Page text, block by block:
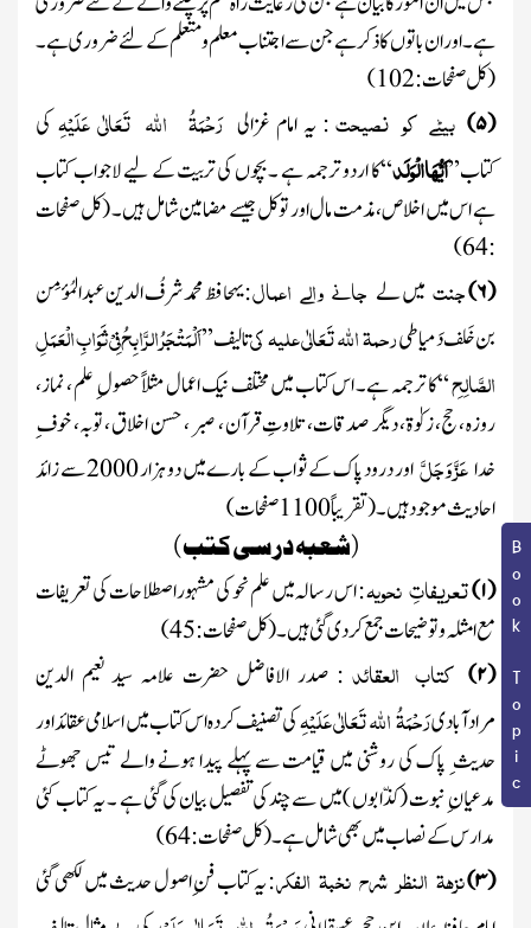
Book Topic
ہے ۔اور ان باتوں کاذکر ہے جن سے اجتناب معلم ومتعلم کے لئے ضروری ہے ۔
(کل صفحات :102
)
(۵)بیٹے کو نصیحت: یہ امام غزالی رَحْمَۃُ اللہ تَعَالٰی عَلَیْہِکی
کتاب’’اَیُّھَاالْوَلَد‘‘کا اردو ترجمہ ہے ۔ بچوں کی تربیت کے لیے لاجواب کتاب
ہے اس میں اخلاص، مذمت مال اور توکل جیسے مضامین شامل ہیں ۔(کل صفحات
:
64
)
(۶)جنت میں لے جانےوالے اعمال:یہحافظ محمد شرفُ الدین عبدالمُؤمِن
بن خَلف دَمیاطیرحمۃ اللہ تَعَالٰی علیہکیتالیف’’اَلْمَتْجَرُ الرَّابِحُ فِیْ ثَوَابِ الْعَمَلِ
الصَّالِحِ‘‘کا ترجمہ ہے۔ اس کتابمیں مختلف نیک اعمال مثلاً حصول ِ علم ، نماز،
روزہ ، حج، زکوٰۃ، دیگر صدقات، تلاوتِ قرآن ، صبر ، حسن اخلاق ، توبہ، خوف ِ
خداعَزَّ وَجَلَّاور درود پاک کے ثواب کے بارے میں دوہزار 2000 سے
زائد
احادیث موجود ہیں ۔(تقریباً1100صفحات)
(شعبہ درسی کتب )
(۱)تعریفاتِنحویہ:اس رسالہ میں علم نحو کی مشہور اصطلاحات کی تعریفات
مع امثلہ و توضیحات جمع کردی گئی ہیں ۔(کل صفحات :45
)
(۲) کتاب العقائد: صدر الافاضل حضرت علامہ سید نعیم الدین
مرادآبادیرَحْمَۃُ اللہ تَعَالٰی عَلَیْہِکی تصنیف کردہ اس کتاب میں اسلامی عقائد اور
حدیث ِ پاک کی روشنی میں قیامت سے پہلے پیدا ہونے والے تیس جھوٹے
مدعیان ِ نبوت(کذّابوں )میں سے چند کی تفصیل بیان کی گئی ہے ۔ یہ کتاب کئی
مدارس کے نصاب میں بھی شامل ہے ۔ (کل صفحات :64
)
(۳)نزھۃ النظر شرحنخبۃ الفکر: یہ کتاب فن ِاصول حدیث میں لکھی گئی